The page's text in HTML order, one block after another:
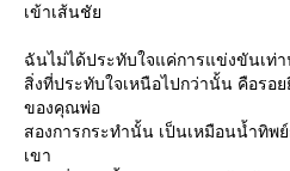
เข้าเส้นชั
ฉันไม่ได้ประทับใจแค่การแข่งขันเท่
สิ่งที่ประทับใจเหนือไปกว่านั้น คือรอ
ของคุณพ่อ
สองการกระทำนั้น เป็นเหมือนน้ำทิพ
เขา